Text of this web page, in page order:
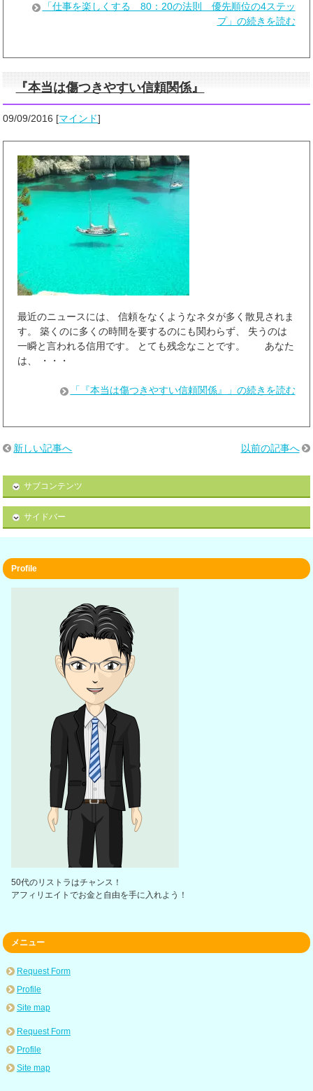
「仕事を楽しくする 80：20の法則 優先順位の4ステッ
プ」の続きを読む
『本当は傷つきやすい信頼関係』
09/09/2016 [マインド]
最近のニュースには、 信頼をなくようなネタが多く散見されま
す。 築くのに多くの時間を要するのにも関わらず、 失うのは
一瞬と言われる信用です。 とても残念なことです。 あなた
は、 ・・・
「『本当は傷つきやすい信頼関係』」の続きを読む
以前の記事へ
新しい記事へ
サブコンテンツ
サイドバー
Profile
50代のリストラはチャンス！
アフィリエイトでお金と自由を手に入れよう！
メニュー
Request Form
Profile
Site map
Request Form
Profile
Site map